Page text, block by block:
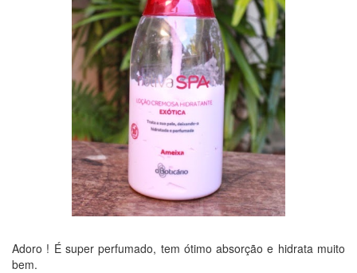
Adoro ! É super perfumado, tem ótimo absorção e hidrata muito
bem.